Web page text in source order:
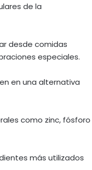
de la
desde comidas
especiales.
en una alternativa
como zinc, fósforo
más utilizados